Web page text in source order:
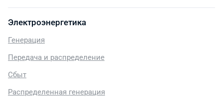
Электроэнергетика
Генерация
Передача и распределение
Сбыт
Распределенная генерация